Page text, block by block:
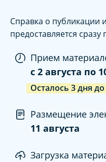
Справка о публикации
предоставляется сразу
Прием
c 2 августа по
Осталось 3дня
Размещение
11 августа
Загрузка